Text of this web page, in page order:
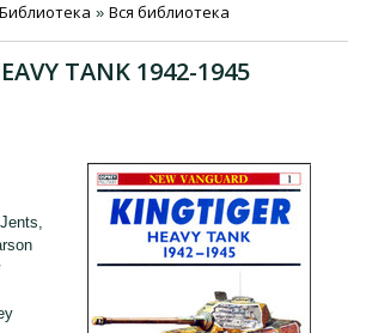
Библиотека » Вся библиотека
TANK 1942-1945